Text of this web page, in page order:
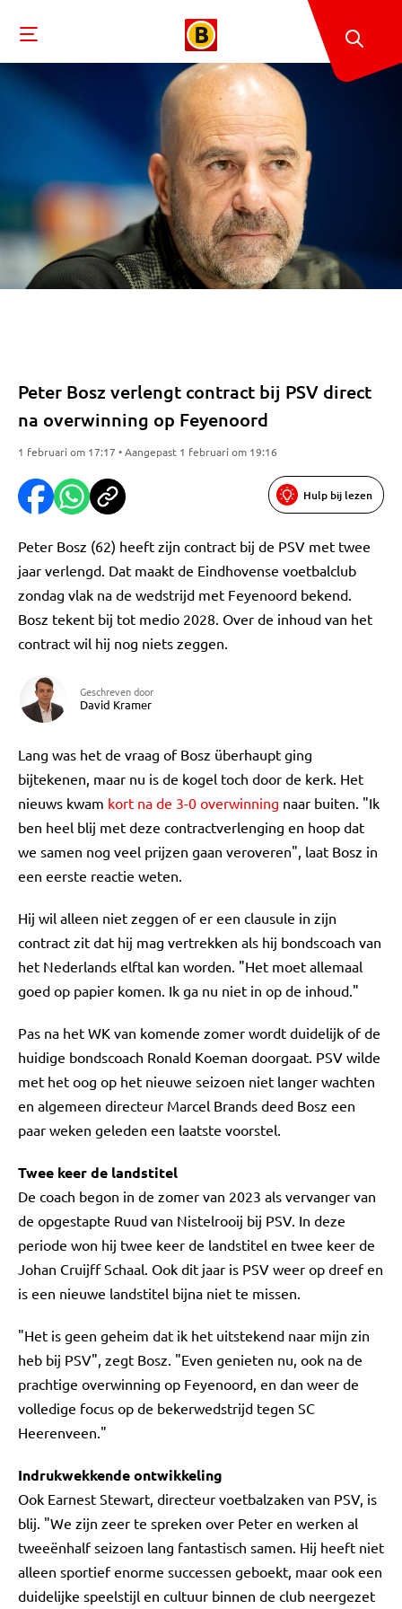
Peter Bosz verlengt contract bij PSV direct
na overwinning op Feyenoord
1 februari om 17:17 • Aangepast 1 februari om 19:16
Hulp bij lezen
Peter Bosz (62) heeft zijn contract bij de PSV met twee
jaar verlengd. Dat maakt de Eindhovense voetbalclub
zondag vlak na de wedstrijd met Feyenoord bekend.
Bosz tekent bij tot medio 2028. Over de inhoud van het
contract wil hij nog niets zeggen.
Geschreven door
David Kramer
Lang was het de vraag of Bosz überhaupt ging
bijtekenen, maar nu is de kogel toch door de kerk. Het
nieuws kwam kort na de 3-0 overwinning naar buiten. "Ik
ben heel blij met deze contractverlenging en hoop dat
we samen nog veel prijzen gaan veroveren", laat Bosz in
een eerste reactie weten.
Hij wil alleen niet zeggen of er een clausule in zijn
contract zit dat hij mag vertrekken als hij bondscoach van
het Nederlands elftal kan worden. "Het moet allemaal
goed op papier komen. Ik ga nu niet in op de inhoud."
Pas na het WK van komende zomer wordt duidelijk of de
huidige bondscoach Ronald Koeman doorgaat. PSV wilde
met het oog op het nieuwe seizoen niet langer wachten
en algemeen directeur Marcel Brands deed Bosz een
paar weken geleden een laatste voorstel.
Twee keer de landstitel
De coach begon in de zomer van 2023 als vervanger van
de opgestapte Ruud van Nistelrooij bij PSV. In deze
periode won hij twee keer de landstitel en twee keer de
Johan Cruijff Schaal. Ook dit jaar is PSV weer op dreef en
is een nieuwe landstitel bijna niet te missen.
"Het is geen geheim dat ik het uitstekend naar mijn zin
heb bij PSV", zegt Bosz. "Even genieten nu, ook na de
prachtige overwinning op Feyenoord, en dan weer de
volledige focus op de bekerwedstrijd tegen SC
Heerenveen."
Indrukwekkende ontwikkeling
Ook Earnest Stewart, directeur voetbalzaken van PSV, is
blij. "We zijn zeer te spreken over Peter en werken al
tweeënhalf seizoen lang fantastisch samen. Hij heeft niet
alleen sportief enorme successen geboekt, maar ook een
duidelijke speelstijl en cultuur binnen de club neergezet